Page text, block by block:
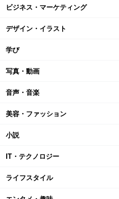
ビジネス・マーケティング
デザイン・イラスト
学び
写真・動画
音声・音楽
美容・ファッション
小説
IT・テクノロジー
ライフスタイル